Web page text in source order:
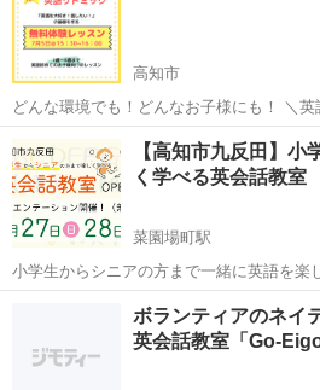
高知市
どんな環境でも！どんなお子様にも！ ＼
じてほしい だから ▫︎オンラインだけど動いて楽しい ▫︎2歳〜8歳まで ▫︎1
家族1回850円で兄弟姉妹みんなで受講可能
英語 オンライン
【高知市九反田】小
く学べる英会話教室
菜園場町駅
小学生からシニアの方まで一緒に英語を楽しみませ
田で東京出身、アメリカ生活45年の川俣一
話教室を開校します。 少人数で行いますので一人ひとりたくさんのお
話ができ、会話をして...
英会話
ボランティアのネイ
英会話教室「Go-